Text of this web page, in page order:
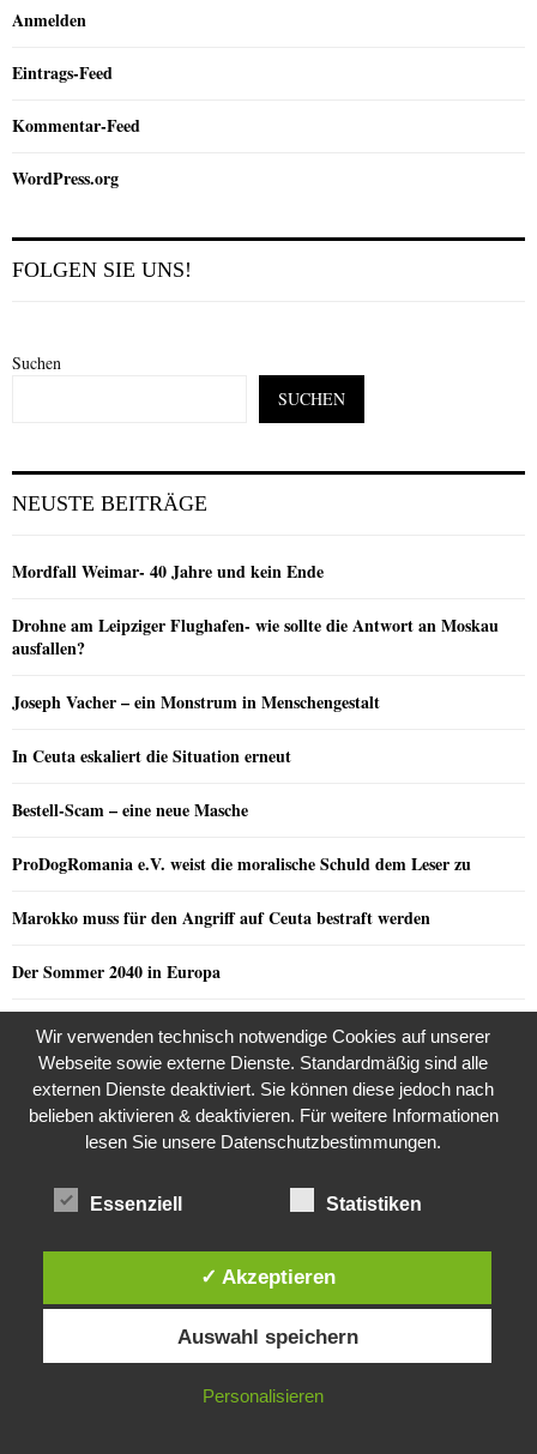
Anmelden
Eintrags-Feed
Kommentar-Feed
WordPress.org
FOLGEN SIE UNS!
Suchen
SUCHEN
NEUSTE BEITRÄGE
Mordfall Weimar- 40 Jahre und kein Ende
Drohne am Leipziger Flughafen- wie sollte die Antwort an Moskau
ausfallen?
Joseph Vacher – ein Monstrum in Menschengestalt
In Ceuta eskaliert die Situation erneut
Bestell-Scam – eine neue Masche
ProDogRomania e.V. weist die moralische Schuld dem Leser zu
Marokko muss für den Angriff auf Ceuta bestraft werden
Der Sommer 2040 in Europa
Griff Trump Nordkorea an?
Infantino muss zurücktreten
Riza Kosar’s zweifelhaftes Angebot…
Riza Kosar’s zweifelhaftes Angebot…
Razzia in der JVA Rheinbach
Diese Website verwendet Cookies. Durch die weitere Nutzung dieser
Website stimmst du der Verwendung von Cookies zu.
IN ORDNUNG
Wir verwenden technisch notwendige Cookies auf unserer
Webseite sowie externe Dienste. Standardmäßig sind alle
externen Dienste deaktiviert. Sie können diese jedoch nach
belieben aktivieren & deaktivieren. Für weitere Informationen
lesen Sie unsere Datenschutzbestimmungen.
Essenziell Statistiken
✓ Akzeptieren
Auswahl speichern
Personalisieren